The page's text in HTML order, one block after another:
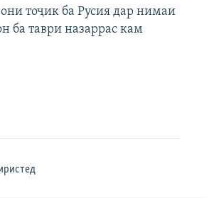
тоҷик ба Русия дар нимаи
ба таври назаррас кам